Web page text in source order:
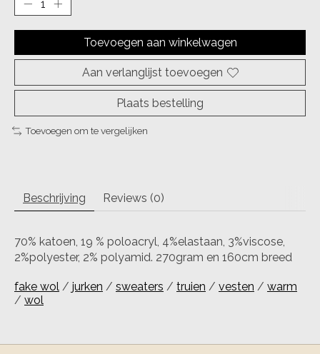
Toevoegen aan winkelwagen
Aan verlanglijst toevoegen
Plaats bestelling
Toevoegen om te vergelijken
Beschrijving Reviews (0)
70% katoen, 19 % poloacryl, 4%elastaan, 3%viscose,
2%polyester, 2% polyamid. 270gram en 160cm breed
fake wol / jurken / sweaters / truien / vesten / warm
/ wol